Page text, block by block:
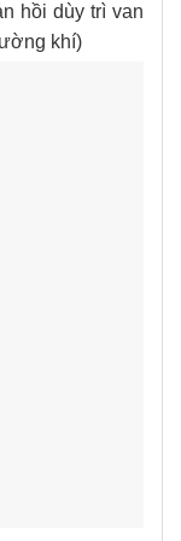
hồi dùy trì van
khí)